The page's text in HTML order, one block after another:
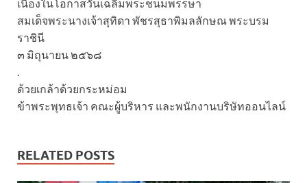
เนื่องในโอกาสวันเฉลิมพระชนมพรรษา
สมเด็จพระนางเจ้าสุทิดา พัชรสุธาพิมลลักษณ พระบรม
ราชินี
๓ มิถุนายน ๒๕๖๘
.
ด้วยเกล้าด้วยกระหม่อม
ข้าพระพุทธเจ้า คณะผู้บริหาร และพนักงานบริษัทออนไลน์
RELATED POSTS